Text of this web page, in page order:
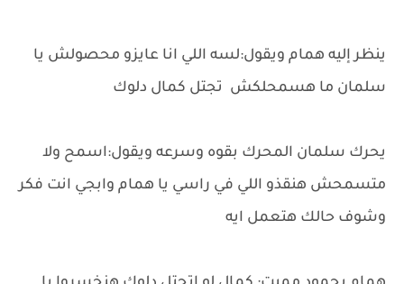
ينظر إليه همام ويقول:لسه اللي انا عايزو محصولش يا
سلمان ما هسمحلكش تجتل كمال دلوك
يحرك سلمان المحرك بقوه وسرعه ويقول:اسمح ولا
متسمحش هنقذو اللي في راسي يا همام وابجي انت فكر
وشوف حالك هتعمل ايه